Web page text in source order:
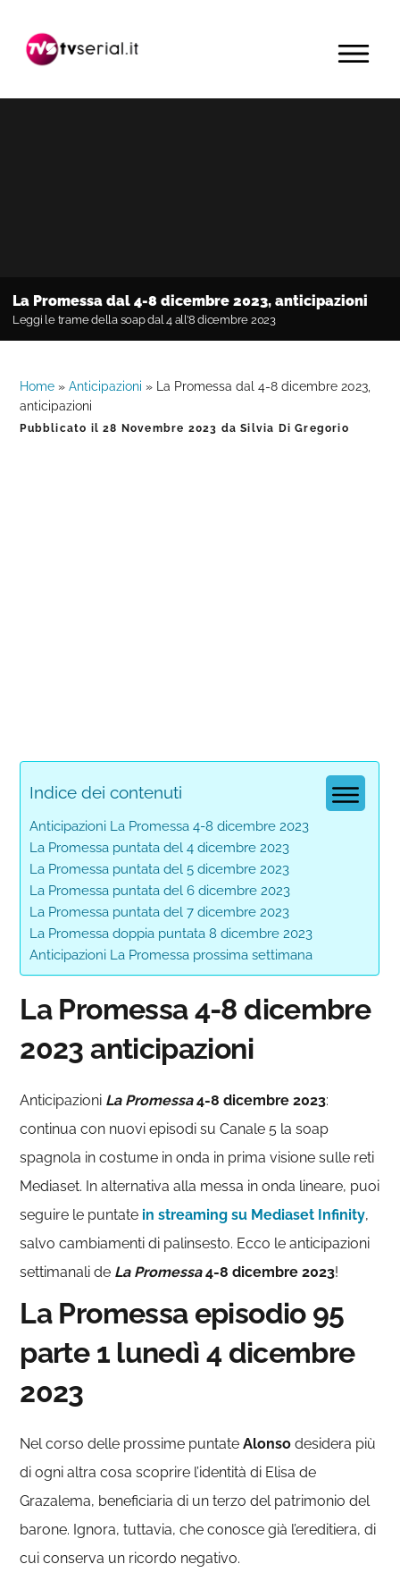
navigazione
contenuto
barra
primaria
MENU
La Promessa dal 4-8 dicembre 2023, anticipazioni
Leggi le trame della soap dal 4 all’8 dicembre 2023
Home »Anticipazioni »
La Promessa dal 4-8 dicembre 2023,
anticipazioni
Pubblicato il28 Novembre 2023 daSilvia Di Gregorio
Indice dei contenuti
Anticipazioni La Promessa 4-8 dicembre 2023
La Promessa puntata del 4 dicembre 2023
La Promessa puntata del 5 dicembre 2023
La Promessa puntata del 6 dicembre 2023
La Promessa puntata del 7 dicembre 2023
La Promessa doppia puntata 8 dicembre 2023
Anticipazioni La Promessa prossima settimana
La Promessa 4-8 dicembre
2023 anticipazioni
Anticipazioni La Promessa4-8 dicembre 2023:
continua con nuovi episodi su Canale 5 la soap
spagnola in costume in onda in prima visione sulle reti
Mediaset. In alternativa alla messa in onda lineare, puoi
seguire le puntate in streaming su Mediaset Infinity,
salvo cambiamenti di palinsesto. Ecco le anticipazioni
settimanali de La Promessa4-8 dicembre 2023!
La Promessa episodio 95
parte 1 lunedì 4 dicembre
2023
Nel corso delle prossime puntateAlonso desidera più
di ogni altra cosa scoprire l’identità di Elisa de
Grazalema, beneficiaria di un terzo del patrimonio del
barone. Ignora, tuttavia, che conosce già l’ereditiera, di
cui conserva un ricordo negativo.